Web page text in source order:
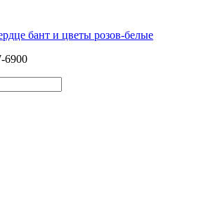
бант и цветы розов-белые
6900